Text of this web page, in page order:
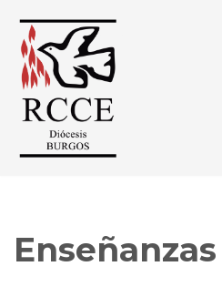
Saltar
al
contenido
Enseñanzas